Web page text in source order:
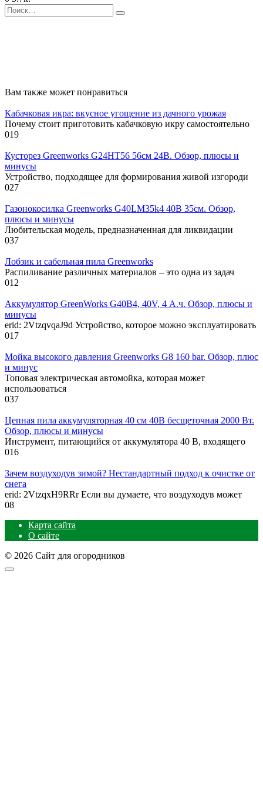
Search
for:
Вам также может понравиться
Кабачковая икра: вкусное угощение из дачного урожая
Почему стоит приготовить кабачковую икру самостоятельно
019
Кусторез Greenworks G24HT56 56см 24В. Обзор, плюсы и
минусы
Устройство, подходящее для формирования живой изгороди
027
Газонокосилка Greenworks G40LM35k4 40В 35см. Обзор,
плюсы и минусы
Любительская модель, предназначенная для ликвидации
037
Лобзик и сабельная пила Greenworks
Распиливание различных материалов – это одна из задач
012
Аккумулятор GreenWorks G40B4, 40V, 4 А.ч. Обзор, плюсы и
минусы
erid: 2VtzqvqaJ9d Устройство, которое можно эксплуатировать
017
Мойка высокого давления Greenworks G8 160 bar. Обзор, плюс
и минус
Топовая электрическая автомойка, которая может
использоваться
037
Цепная пила аккумуляторная 40 см 40В бесщеточная 2000 Вт.
Обзор, плюсы и минусы
Инструмент, питающийся от аккумулятора 40 В, входящего
016
Зачем воздуходув зимой? Нестандартный подход к очистке от
снега
erid: 2VtzqxH9RRr Если вы думаете, что воздуходув может
08
Карта сайта
О сайте
© 2026 Сайт для огородников